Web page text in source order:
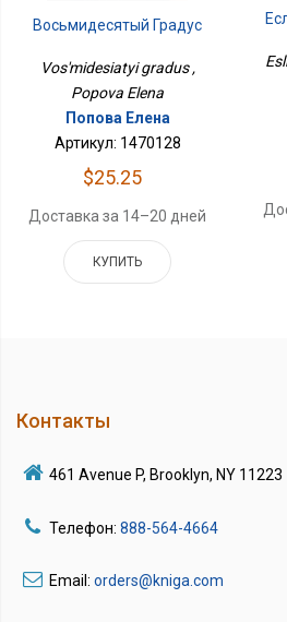
Восьмидесятый Градус
Vos'midesiatyi gradus ,
Popova Elena
Попова Елена
Артикул: 1470128
$25.25
Доставка за 14–20 дней
КУПИТЬ
Контакты
461 Avenue P, Brooklyn, NY 11223
Телефон: 888-564-4664
Email: orders@kniga.com